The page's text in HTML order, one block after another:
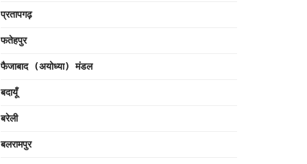
प्रतापगढ़
फतेहपुर
फैजाबाद (अयोध्या) मंडल
बदायूँ
बरेली
बलरामपुर